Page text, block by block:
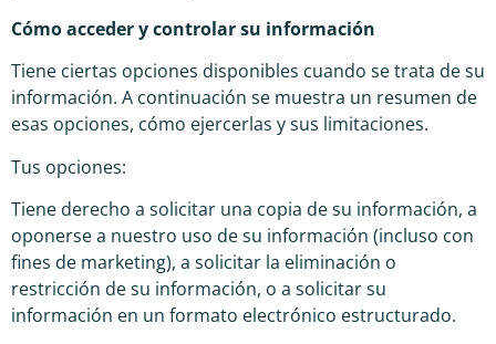
Cómo acceder y controlar su información
Tiene ciertas opciones disponibles cuando se trata de su
información. A continuación se muestra un resumen de
esas opciones, cómo ejercerlas y sus limitaciones.
Tus opciones:
Tiene derecho a solicitar una copia de su información, a
oponerse a nuestro uso de su información (incluso con
fines de marketing), a solicitar la eliminación o
restricción de su información, o a solicitar su
información en un formato electrónico estructurado.